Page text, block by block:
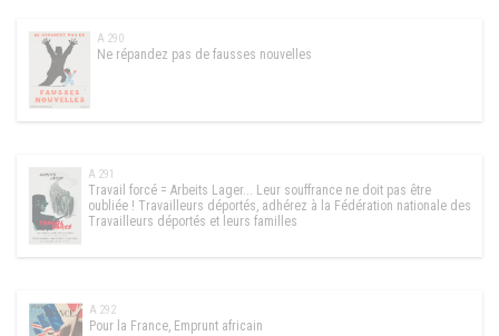
A 290
Ne répandez pas de fausses nouvelles
A 291
Travail forcé = Arbeits Lager... Leur souffrance ne doit pas être
oubliée ! Travailleurs déportés, adhérez à la Fédération nationale des
Travailleurs déportés et leurs familles
A 292
Pour la France, Emprunt africain